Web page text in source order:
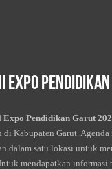
Expo
Expo Pendidikan Garut
Kabupaten Garut.
dalam satu lokasi untuk
mendapatkan